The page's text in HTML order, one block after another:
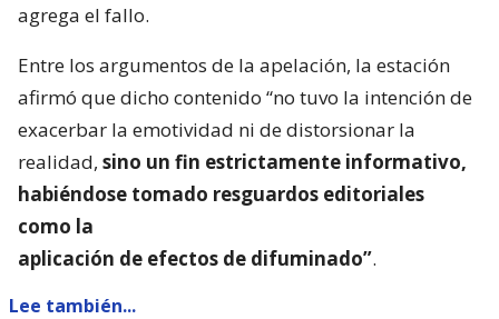
agrega el fallo.
Entre los argumentos de la apelación, la estación
afirmó que dicho contenido “no tuvo la intención de
exacerbar la emotividad ni de distorsionar la
realidad, sino un fin estrictamente informativo,
habiéndose tomado resguardos editoriales
como la
aplicación de efectos de difuminado”.
Lee también...